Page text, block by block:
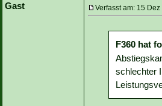
Gast
Verfasst am: 15
F360 hat
schlechter